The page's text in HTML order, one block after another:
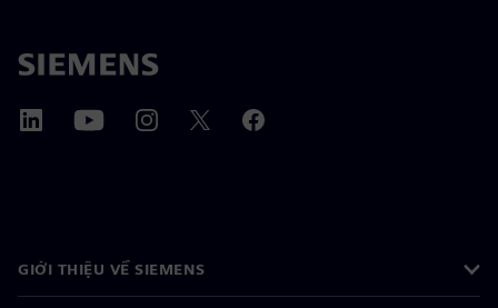
GIỚI THIỆU VỀ SIEMENS